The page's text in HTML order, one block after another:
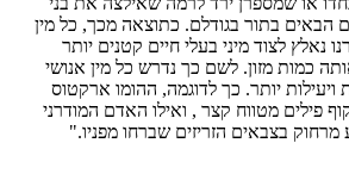
הבאים בתור בגודלם. כתוצאה מכך, כל מין
נאלץ לצוד מיני בעלי חיים קטנים יותר
כמות מזון. לשם כך נדרש כל מין אנושי
ויעילות יותר. כך לדוגמה, ההומו ארקטוס
פילים מטווח קצר , ואילו האדם המודרני
בצבאים הזריזים שברחו מפניו."